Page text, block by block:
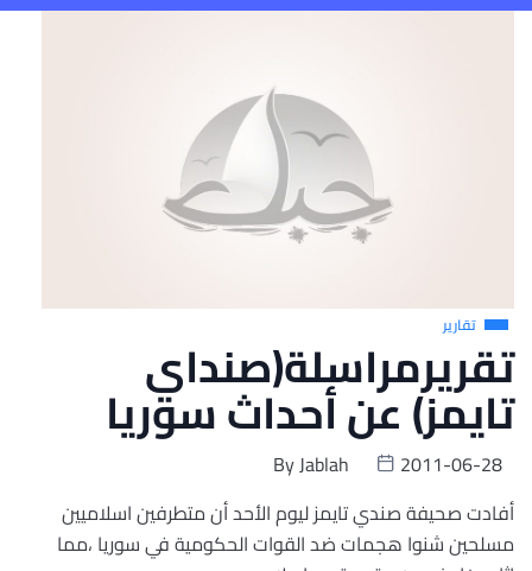
تقارير
تقريرمراسلة(صنداي
تايمز) عن أحداث سوريا
ByJablah
2011-06-28
أفادت صحيفة صندي تايمز ليوم الأحد أن متطرفين اسلاميين
مسلحين شنوا هجمات ضد القوات الحكومية في سوريا ،مما